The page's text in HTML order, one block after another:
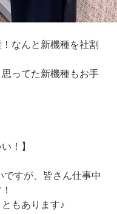
なんと新機種を社割
思ってた新機種もお手
！】
ですが、皆さん仕事中
もあります♪